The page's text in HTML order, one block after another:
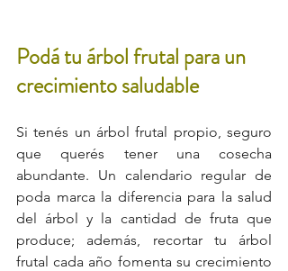
Podá tu árbol frutal para un
crecimiento saludable
Si tenés un árbol frutal propio, seguro
que querés tener una cosecha
abundante. Un calendario regular de
poda marca la diferencia para la salud
del árbol y la cantidad de fruta que
produce; además, recortar tu árbol
frutal cada año fomenta su crecimiento